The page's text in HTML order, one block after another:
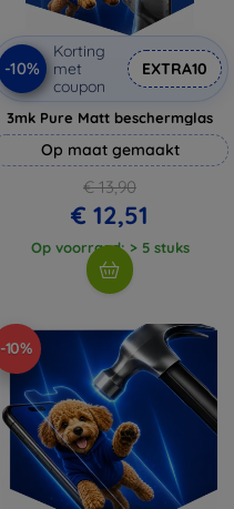
-10%
Korting
met
coupon
EXTRA10
3mk Pure Matt beschermglas
Op maat gemaakt
€ 13,90
€ 12,51
Op voorraad: > 5 stuks
-10%